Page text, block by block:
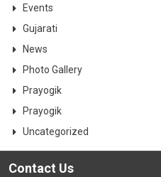
Events
Gujarati
News
Photo Gallery
Prayogik
Prayogik
Uncategorized
Contact Us